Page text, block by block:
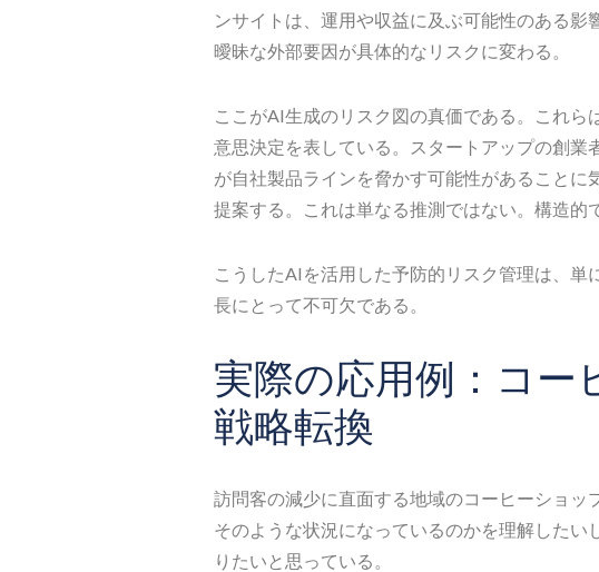
ンサイトは、運用や収益に及ぶ可能性のある影
曖昧な外部要因が具体的なリスクに変わる。
ここがAI生成のリスク図の真価である。これら
意思決定を表している。スタートアップの創業
が自社製品ラインを脅かす可能性があることに
提案する。これは単なる推測ではない。構造的
こうしたAIを活用した予防的リスク管理は、単
長にとって不可欠である。
実際の応用例：コー
戦略転換
訪問客の減少に直面する地域のコーヒーショッ
そのような状況になっているのかを理解したい
りたいと思っている。